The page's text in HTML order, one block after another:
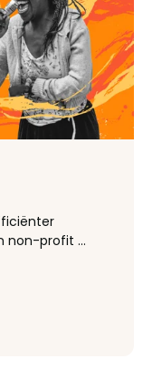
non-profit ...